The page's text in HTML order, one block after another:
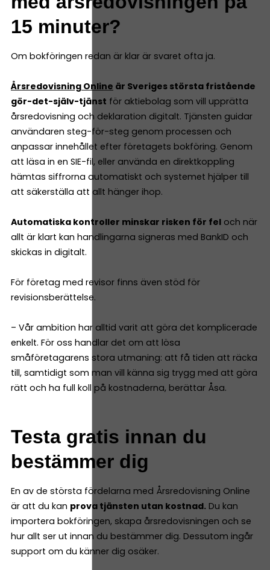
15 minuter?
Om bokföringen redan är klar är svaret ofta ja.
Årsredovisning Online är Sveriges största fristående
gör-det-själv-tjänst för aktiebolag som vill upprätta
årsredovisning och deklaration digitalt. Tjänsten guidar
användaren steg-för-steg genom processen och
anpassar innehållet efter företagets bokföring. Genom
att läsa in en SIE-fil, eller använda en direktkoppling
hämtas siffrorna automatiskt och systemet hjälper till
att säkerställa att allt hänger ihop.
Automatiska kontroller minskar risken för fel och när
allt är klart kan handlingarna signeras med BankID och
skickas in digitalt.
För företag med revisor finns även stöd för
revisionsberättelse.
– Vår ambition har alltid varit att göra det komplicerade
enkelt. För oss handlar det om att lösa
småföretagarens stora utmaning: att få tiden att räcka
till, samtidigt som man vill känna sig trygg med att göra
rätt och ha full koll på kostnaderna, berättar Åsa.
Testa gratis innan du
bestämmer dig
En av de största fördelarna med Årsredovisning Online
är att du kan prova tjänsten utan kostnad. Du kan
importera bokföringen, skapa årsredovisningen och se
hur allt ser ut innan du bestämmer dig. Dessutom ingår
support om du känner dig osäker.